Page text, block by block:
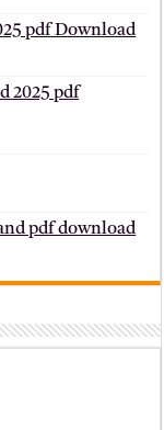
pdf Download
2025 pdf
pdf download